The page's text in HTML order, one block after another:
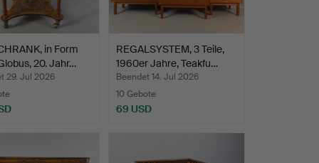
in Form
20. Jahr…
29. Jul 2026
REGALSYSTEM, 3 Teile,
1960er Jahre, Teakfu…
Beendet 14. Jul 2026
10 Gebote
69 USD